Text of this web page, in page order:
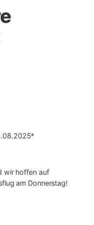
wir hoffen auf
am Donnerstag!